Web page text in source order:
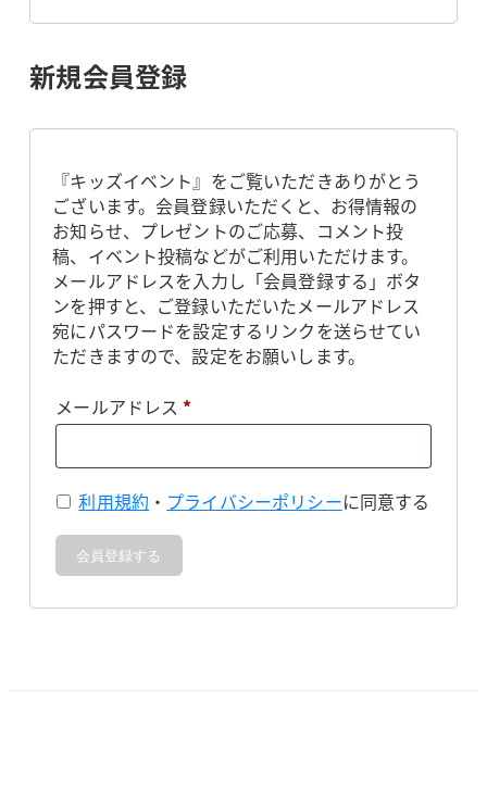
新規会員登録
『キッズイベント』をご覧いただきありがとう
ございます。会員登録いただくと、お得情報の
お知らせ、プレゼントのご応募、コメント投
稿、イベント投稿などがご利用いただけます。
メールアドレスを入力し「会員登録する」ボタ
ンを押すと、ご登録いただいたメールアドレス
宛にパスワードを設定するリンクを送らせてい
ただきますので、設定をお願いします。
メールアドレス *必
利用規約 ・ プライバシーポリシーに同意する
会員登録する